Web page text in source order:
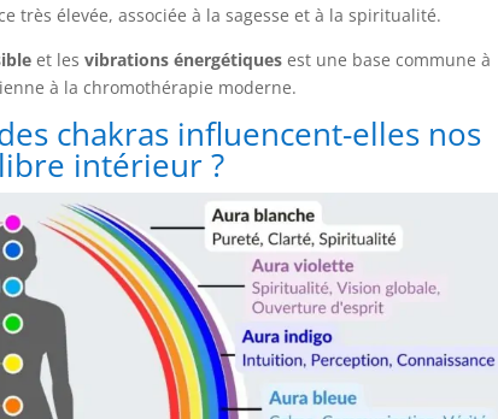
très élevée, associée à la sagesse et à la spiritualité.
et lesvibrations énergétiques est une base commune à
à la chromothérapie moderne.
chakras influencent-elles nos
intérieur ?